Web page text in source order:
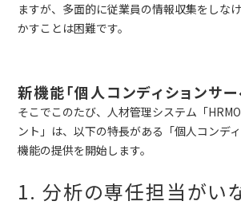
ますが、多面的に従業員の情報収集をしな
かすことは困難です。
新機能「個人コンディションサー
そこでこのたび、人材管理システム「
ント」は、以下の特長がある「個人コンデ
機能の提供を開始します。
1. 分析の専任担当がいな